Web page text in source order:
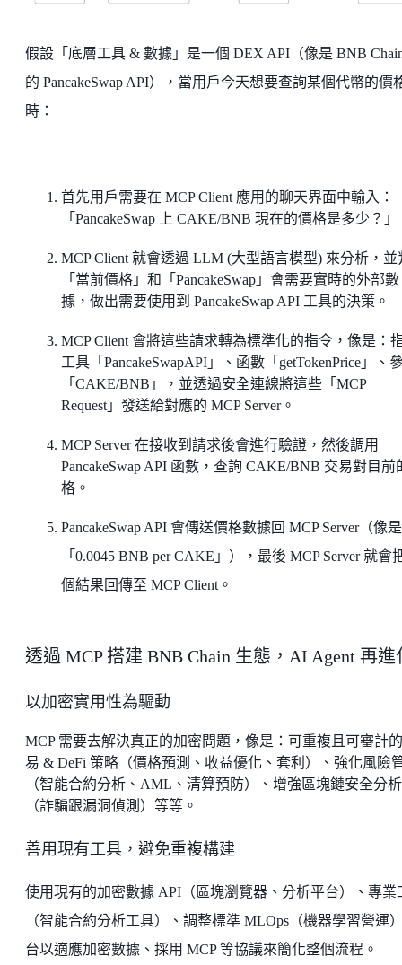
假設「底層工具 & 數據」是一個 DEX API（像是 BNB
的 PancakeSwap API），當用戶今天想要查詢某個代幣的價
時：
首先用戶需要在 MCP Client 應用的聊天界面中輸入：
「PancakeSwap 上 CAKE/BNB 現在的價格是多少？」
MCP Client 就會透過 LLM (大型語言模型) 來分析，並
「當前價格」和「PancakeSwap」會需要實時的外部數
據，做出需要使用到 PancakeSwap API 工具的決策。
MCP Client 會將這些請求轉為標準化的指令，像是：
工具「PancakeSwapAPI」、函數「getTokenPrice」、
「CAKE/BNB」，並透過安全連線將這些「MCP
Request」發送給對應的 MCP Server。
MCP Server 在接收到請求後會進行驗證，然後調用
PancakeSwap API 函數，查詢 CAKE/BNB 交易對目前
格。
PancakeSwap API 會傳送價格數據回 MCP Server（像是
「0.0045 BNB per CAKE」），最後 MCP Server 就會
個結果回傳至 MCP Client。
透過 MCP 搭建 BNB Chain 生態，AI Agent 再進
以加密實用性為驅動
MCP 需要去解決真正的加密問題，像是：可重複且可審計
易 & DeFi 策略（價格預測、收益優化、套利）、強化風險
（智能合約分析、AML、清算預防）、增強區塊鏈安全分析
（詐騙跟漏洞偵測）等等。
善用現有工具，避免重複構建
使用現有的加密數據 API（區塊瀏覽器、分析平台）、專業
（智能合約分析工具）、調整標準 MLOps（機器學習營運
台以適應加密數據、採用 MCP 等協議來簡化整個流程。